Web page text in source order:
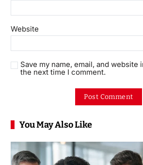
Website
Save my name, email, and
the next time I comment.
You May Also Like